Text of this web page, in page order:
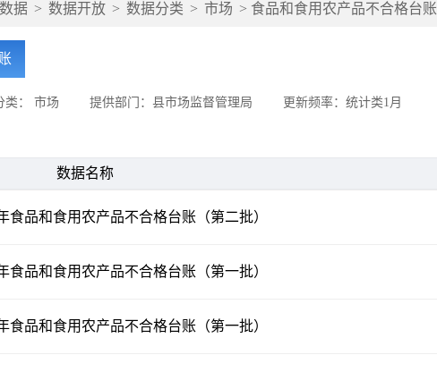
据 > 数据开放 > 数据分类 > 市场 > 食品和食用农产品不合格台账
类： 市场 提供部门：县市场监督管理局 更新频率： 统计类1月
数据名称
食品和食用农产品不合格台账（第二批）
食品和食用农产品不合格台账（第一批）
食品和食用农产品不合格台账（第一批）